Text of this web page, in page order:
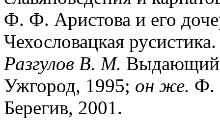
Ф. Ф. Аристова и его
Чехословацкая
Разгулов В. М.
Ужгород, 1995; он же. Ф.
Берегив, 2001.